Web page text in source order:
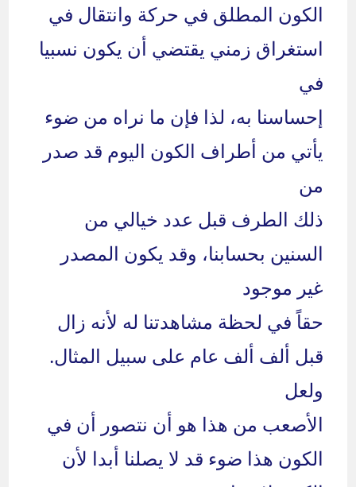
الكون المطلق في حركة وانتقال في
استغراق زمني يقتضي أن يكون نسبيا
في
إحساسنا به، لذا فإن ما نراه من ضوء
يأتي من أطراف الكون اليوم قد صدر
من
ذلك الطرف قبل عدد خيالي من
السنين بحسابنا، وقد يكون المصدر
غير موجود
حقاً في لحظة مشاهدتنا له لأنه زال
قبل ألف ألف عام على سبيل المثال.
ولعل
الأصعب من هذا هو أن نتصور أن في
الكون هذا ضوء قد لا يصلنا أبدا لأن